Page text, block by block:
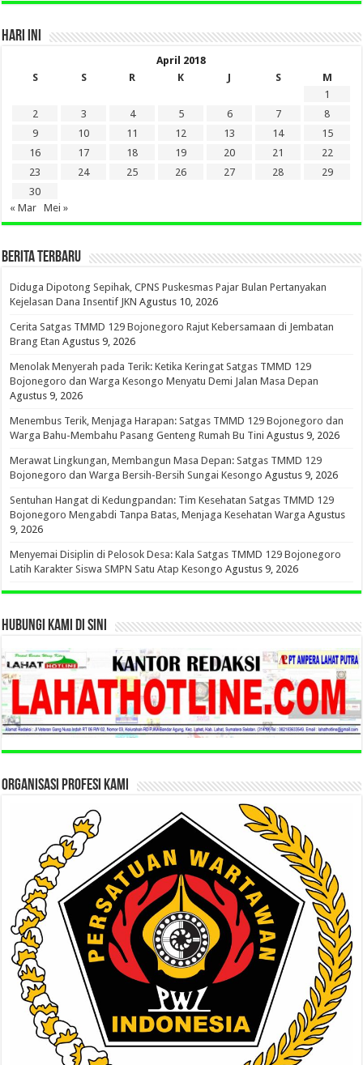
HARI INI
April 2018
S
S R K J S
M
1
2
3 4 5 6 7
8
9
10 11 12 13 14
15
16
17 18 19 20 21
22
23
24 25 26 27 28
29
30
« Mar
Mei »
BERITA TERBARU
Diduga Dipotong Sepihak, CPNS Puskesmas Pajar Bulan Pertanyakan
Kejelasan Dana Insentif JKN Agustus 10, 2026
Cerita Satgas TMMD 129 Bojonegoro Rajut Kebersamaan di Jembatan
Brang Etan Agustus 9, 2026
Menolak Menyerah pada Terik: Ketika Keringat Satgas TMMD 129
Bojonegoro dan Warga Kesongo Menyatu Demi Jalan Masa Depan
Agustus 9, 2026
Menembus Terik, Menjaga Harapan: Satgas TMMD 129 Bojonegoro dan
Warga Bahu-Membahu Pasang Genteng Rumah Bu Tini Agustus 9, 2026
Merawat Lingkungan, Membangun Masa Depan: Satgas TMMD 129
Bojonegoro dan Warga Bersih-Bersih Sungai Kesongo Agustus 9, 2026
Sentuhan Hangat di Kedungpandan: Tim Kesehatan Satgas TMMD 129
Bojonegoro Mengabdi Tanpa Batas, Menjaga Kesehatan Warga Agustus
9, 2026
Menyemai Disiplin di Pelosok Desa: Kala Satgas TMMD 129 Bojonegoro
Latih Karakter Siswa SMPN Satu Atap Kesongo Agustus 9, 2026
HUBUNGI KAMI DI SINI
ORGANISASI PROFESI KAMI